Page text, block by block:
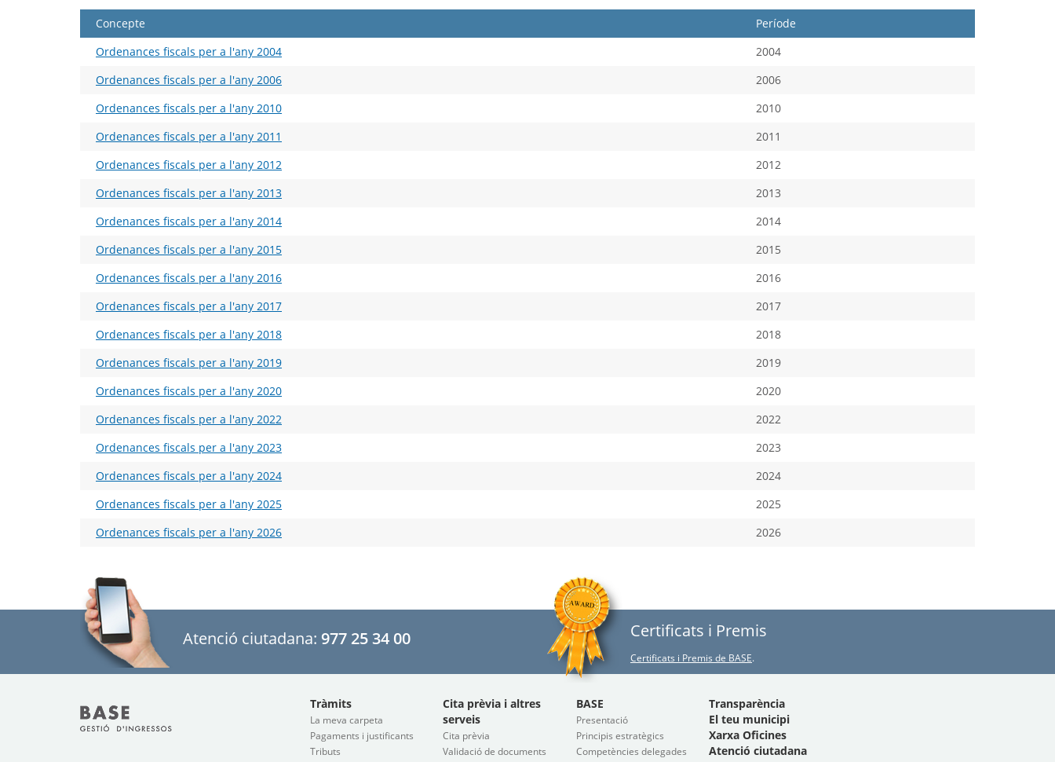
Concepte
Període
Ordenances fiscals per a l'any 2004
2004
Ordenances fiscals per a l'any 2006
2006
Ordenances fiscals per a l'any 2010
2010
Ordenances fiscals per a l'any 2011
2011
Ordenances fiscals per a l'any 2012
2012
Ordenances fiscals per a l'any 2013
2013
Ordenances fiscals per a l'any 2014
2014
Ordenances fiscals per a l'any 2015
2015
Ordenances fiscals per a l'any 2016
2016
Ordenances fiscals per a l'any 2017
2017
Ordenances fiscals per a l'any 2018
2018
Ordenances fiscals per a l'any 2019
2019
Ordenances fiscals per a l'any 2020
2020
Ordenances fiscals per a l'any 2022
2022
Ordenances fiscals per a l'any 2023
2023
Ordenances fiscals per a l'any 2024
2024
Ordenances fiscals per a l'any 2025
2025
Ordenances fiscals per a l'any 2026
2026
Atenció ciutadana: 977 25 34 00 Certificats i Premis
Certificats i Premis de BASE.
Tràmits
La meva carpeta
Pagaments i justificants
Tributs
Cita prèvia i altres
serveis
Cita prèvia
Validació de documents
BASE
Presentació
Principis estratègics
Competències delegades
Transparència
El teu municipi
Xarxa Oficines
Atenció ciutadana